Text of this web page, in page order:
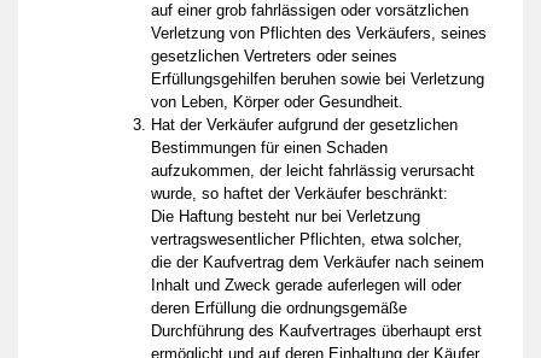
auf einer grob fahrlässigen oder vorsätzlichen
Verletzung von Pflichten des Verkäufers, seines
gesetzlichen Vertreters oder seines
Erfüllungsgehilfen beruhen sowie bei Verletzung
von Leben, Körper oder Gesundheit.
Hat der Verkäufer aufgrund der gesetzlichen
Bestimmungen für einen Schaden
aufzukommen, der leicht fahrlässig verursacht
wurde, so haftet der Verkäufer beschränkt:
Die Haftung besteht nur bei Verletzung
vertragswesentlicher Pflichten, etwa solcher,
die der Kaufvertrag dem Verkäufer nach seinem
Inhalt und Zweck gerade auferlegen will oder
deren Erfüllung die ordnungsgemäße
Durchführung des Kaufvertrages überhaupt erst
ermöglicht und auf deren Einhaltung der Käufer